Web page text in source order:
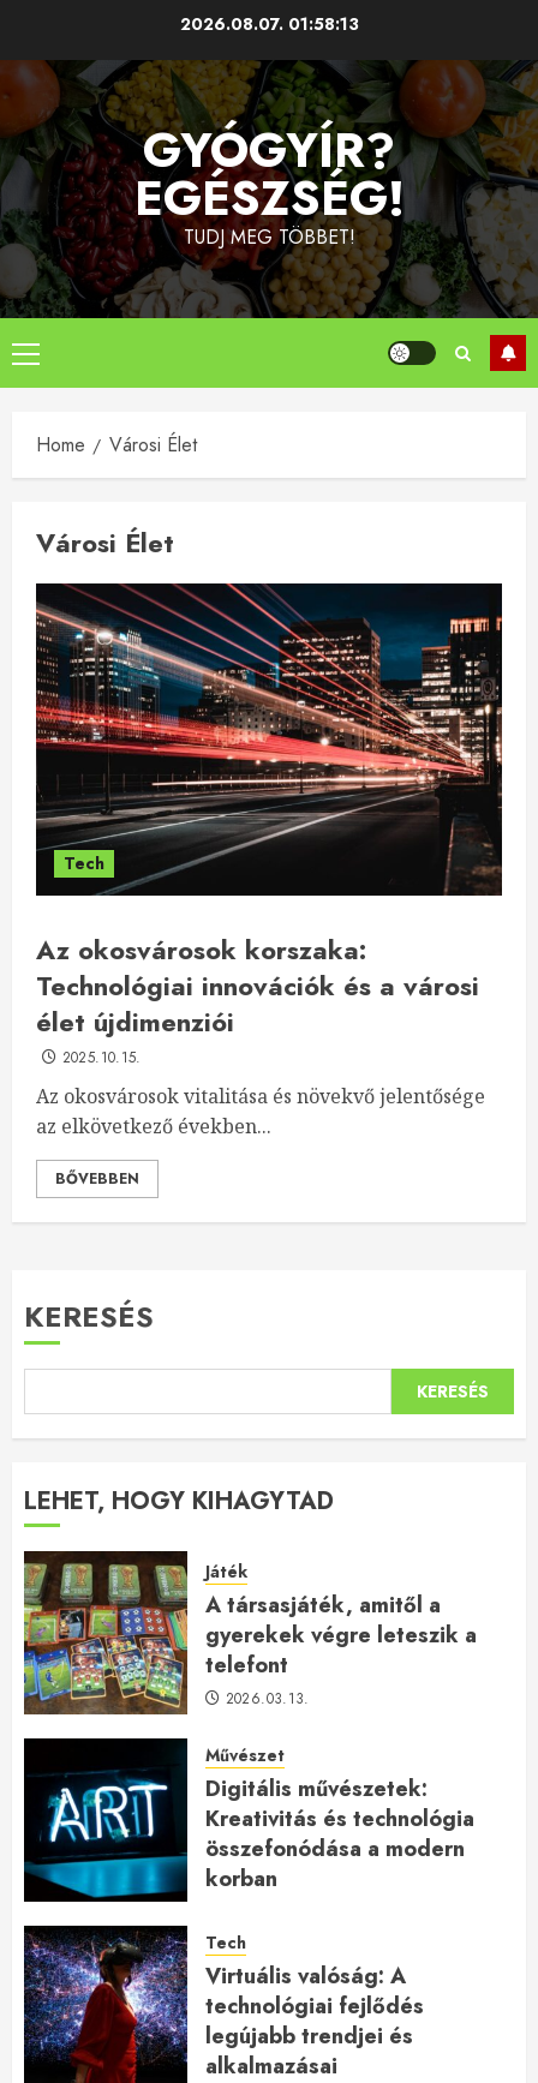
content
2026.08.07. 01:58:13
GYÓGYÍR?
EGÉSZSÉG!
TUDJ MEG TÖBBET!
Primary
Menu
Home Városi Élet
Városi Élet
Tech
Az okosvárosok korszaka:
Technológiai innovációk és a városi
élet újdimenziói
2025.10.15.
Az okosvárosok vitalitása és növekvő jelentősége
az elkövetkező években...
BŐVEBBEN
KERESÉS
KERESÉS
LEHET, HOGY KIHAGYTAD
Játék
A társasjáték, amitől a
gyerekek végre leteszik a
telefont
2026.03.13.
Művészet
Digitális művészetek:
Kreativitás és technológia
összefonódása a modern
korban
Tech
Virtuális valóság: A
technológiai fejlődés
legújabb trendjei és
alkalmazásai